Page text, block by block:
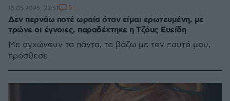
Δεν περνάω ποτέ ωραία όταν είμαι ερωτευμένη, με
τρώνε οι έγνοιες, παραδέχτηκε η Τζόυς Ευείδη
Με αγχώνουν τα πάντα, τα βάζω με τον εαυτό μου,
πρόσθεσε
15.05.2025, 23:51 5